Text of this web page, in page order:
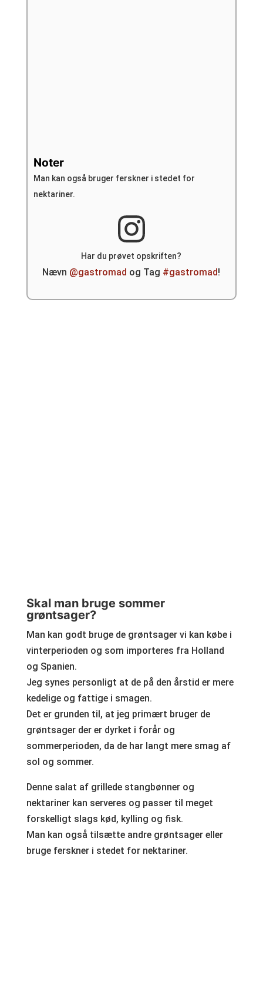
Noter
Man kan også bruger ferskner i stedet for
nektariner.
Har du prøvet opskriften?
Nævn @gastromad og Tag #gastromad!
Skal man bruge sommer
grøntsager?
Man kan godt bruge de grøntsager vi kan købe i
vinterperioden og som importeres fra Holland
og Spanien.
Jeg synes personligt at de på den årstid er mere
kedelige og fattige i smagen.
Det er grunden til, at jeg primært bruger de
grøntsager der er dyrket i forår og
sommerperioden, da de har langt mere smag af
sol og sommer.
Denne salat af grillede stangbønner og
nektariner kan serveres og passer til meget
forskelligt slags kød, kylling og fisk.
Man kan også tilsætte andre grøntsager eller
bruge ferskner i stedet for nektariner.